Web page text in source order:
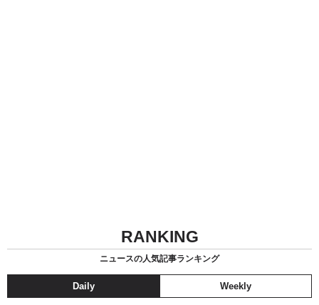
RANKING
ニュースの人気記事ランキング
Daily Weekly